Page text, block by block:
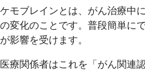
ケモブレインとは、がん治療中
の変化のことです。普段簡単に
が影響を受けます。
医療関係者はこれを「がん関連